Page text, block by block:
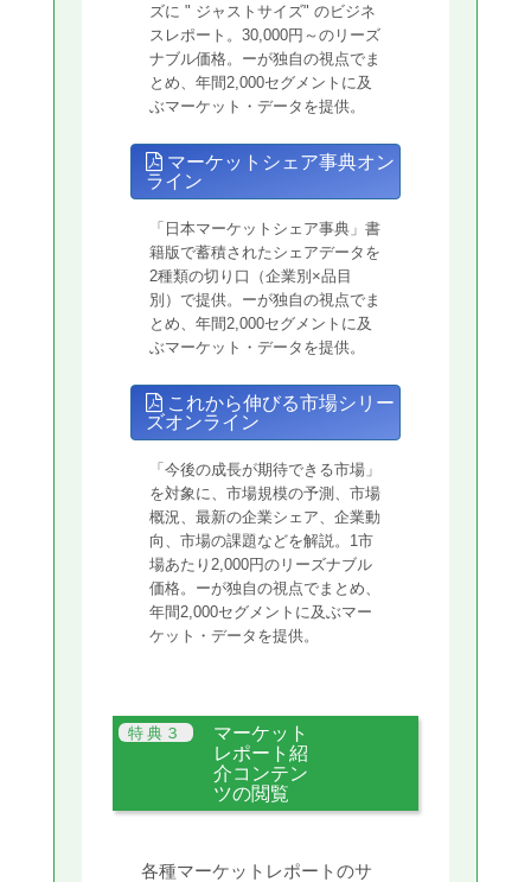
ズに " ジャストサイズ" のビジネ
スレポート。30,000円～のリーズ
ナブル価格。ーが独自の視点でま
とめ、年間2,000セグメントに及
ぶマーケット・データを提供。
マーケットシェア事典オン
ライン
「日本マーケットシェア事典」書
籍版で蓄積されたシェアデータを
2種類の切り口（企業別×品目
別）で提供。ーが独自の視点でま
とめ、年間2,000セグメントに及
ぶマーケット・データを提供。
これから伸びる市場シリー
ズオンライン
「今後の成長が期待できる市場」
を対象に、市場規模の予測、市場
概況、最新の企業シェア、企業動
向、市場の課題などを解説。1市
場あたり2,000円のリーズナブル
価格。ーが独自の視点でまとめ、
年間2,000セグメントに及ぶマー
ケット・データを提供。
マーケット
レポート紹
介コンテン
ツの閲覧
各種マーケットレポートのサ